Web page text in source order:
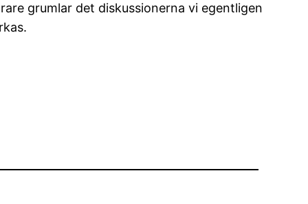
grumlar det diskussionerna vi egentligen